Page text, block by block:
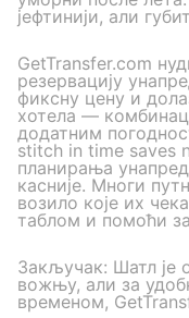
јефтинији, али
GetTransfer.com
резервацију
фиксну цену и
хотела —
додатним
stitch in time saves
планирања
касније. Многи
возило које их
таблом и помоћи
Закључак: Шатл је
вожњу, али за
временом,